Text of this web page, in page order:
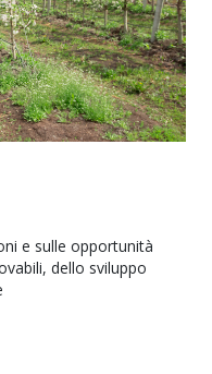
e sulle opportunità
dello sviluppo